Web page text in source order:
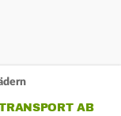
AB